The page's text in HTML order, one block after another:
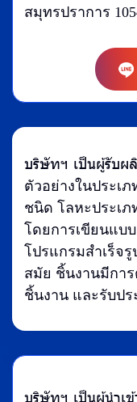
สมุทรปราการ
บริษัทฯ เป็นผู้รับผ
ตัวอย่างในประเ
ชนิด โลหะประเ
โดยการเขียนแบ
โปรแกรมสำเร็จ
สมัย ชิ้นงานมีกา
ชิ้นงาน และรับปร
บริษัทฯ เป็นผู้นำเ